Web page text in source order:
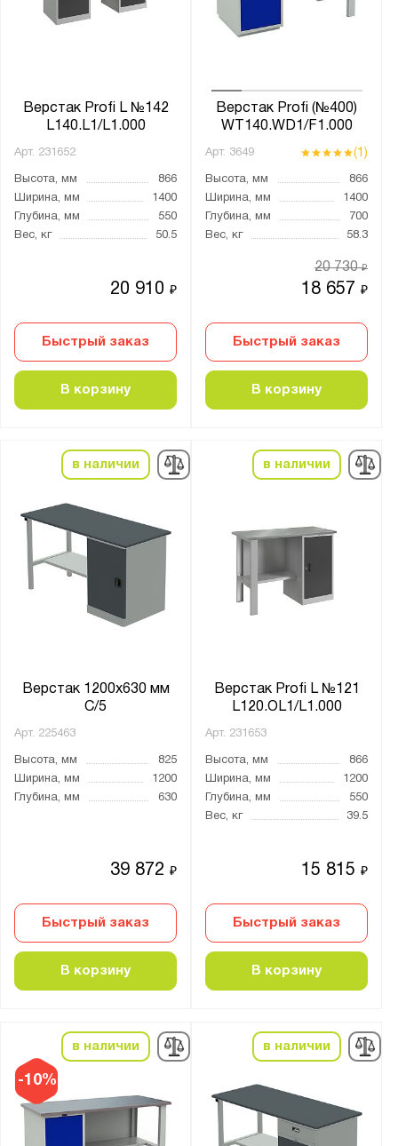
Верстак Profi L №142
L140.L1/L1.000
Арт. 231652
Высота, мм
866
Ширина, мм
1400
Глубина, мм
550
Вес, кг
50.5
20 910₽
Быстрый заказ
В корзину
Верстак Profi (№400)
WT140.WD1/F1.000
Арт. 3649 (1)
Высота, мм
866
Ширина, мм
1400
Глубина, мм
700
Вес, кг
58.3
18 657₽
20 730₽
Быстрый заказ
В корзину
в наличии
Верстак 1200х630 мм
С/5
Арт. 225463
Высота, мм
825
Ширина, мм
1200
Глубина, мм
630
39 872₽
Быстрый заказ
В корзину
в наличии
Верстак Profi L №121
L120.OL1/L1.000
Арт. 231653
Высота, мм
866
Ширина, мм
1200
Глубина, мм
550
Вес, кг
39.5
15 815₽
Быстрый заказ
В корзину
-10%
в наличии в наличии